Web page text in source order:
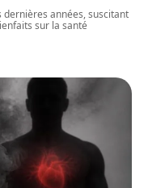
dernières années, suscitant
sur la santé